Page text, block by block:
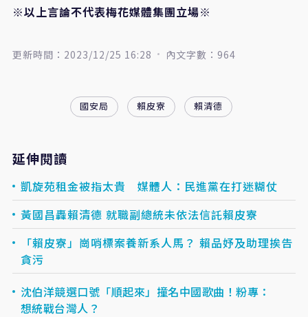
※以上言論不代表梅花媒體集團立場※
更新時間：2023/12/25 16:28 內文字數：964
國安局 賴皮寮 賴清德
延伸閱讀
凱旋苑租金被指太貴 媒體人：民進黨在打迷糊仗
黃國昌轟賴清德 就職副總統未依法信託賴皮寮
「賴皮寮」崗哨標案養新系人馬？ 賴品妤及助理挨告
貪污
沈伯洋競選口號「順起來」撞名中國歌曲！粉專：
想統戰台灣人？